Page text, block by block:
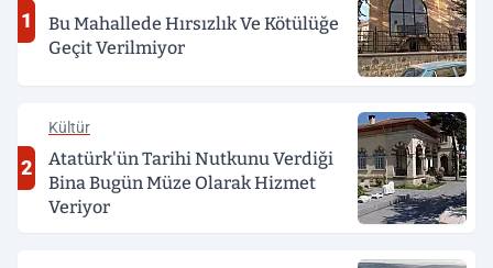
1
Bu Mahallede Hırsızlık Ve Kötülüğe
Geçit Verilmiyor
2
Kültür
Atatürk'ün Tarihi Nutkunu Verdiği
Bina Bugün Müze Olarak Hizmet
Veriyor